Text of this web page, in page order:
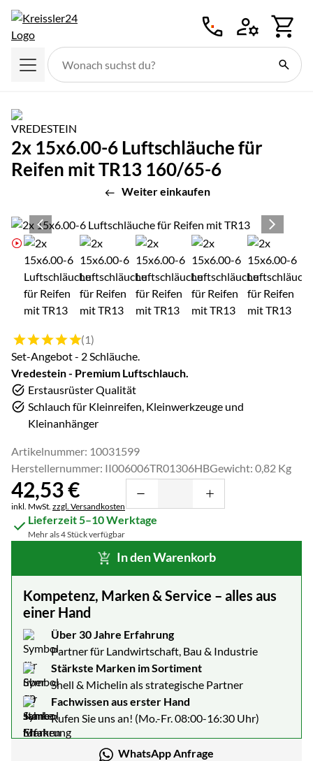
2x 15x6.00-6 Luftschläuche für
Reifen mit TR13 160/65-6
Weiter einkaufen
Produktgalerie
Zur Kaufbox springen
Bewertung: 5 von 5 (1 Bewertungen)
(1)
Set-Angebot - 2 Schläuche.
Vredestein - Premium Luftschlauch.
Erstausrüster Qualität
Schlauch für Kleinreifen, Kleinwerkzeuge und
Kleinanhänger
Artikelnummer: 10031599
Herstellernummer: II006006TR01306HBGewicht: 0,82 Kg
42,53€
Steuerhinweis:
inkl. MwSt. zzgl. Versandkosten
Lieferzeit 5–10 Werktage
Mehr als 4 Stück verfügbar
In den Warenkorb
Kompetenz, Marken & Service – alles aus
einer Hand
Über 30 Jahre Erfahrung
Partner für Landwirtschaft, Bau & Industrie
Stärkste Marken im Sortiment
Shell & Michelin als strategische Partner
Fachwissen aus erster Hand
Rufen Sie uns an! (Mo.-Fr. 08:00-16:30 Uhr)
WhatsApp Anfrage